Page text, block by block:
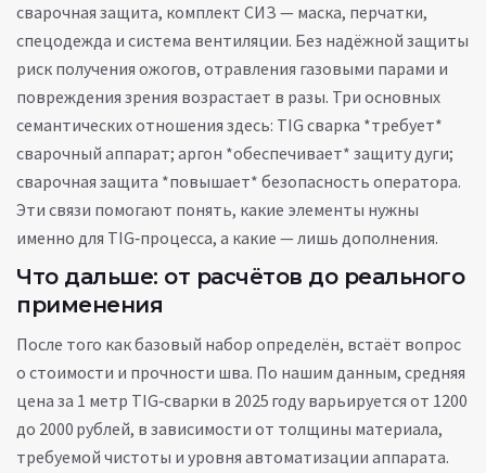
сварочная защита, комплект СИЗ — маска, перчатки,
спецодежда и система вентиляции. Без надёжной защиты
риск получения ожогов, отравления газовыми парами и
повреждения зрения возрастает в разы. Три основных
семантических отношения здесь: TIG сварка *требует*
сварочный аппарат; аргон *обеспечивает* защиту дуги;
сварочная защита *повышает* безопасность оператора.
Эти связи помогают понять, какие элементы нужны
именно для TIG‑процесса, а какие — лишь дополнения.
Что дальше: от расчётов до реального
применения
После того как базовый набор определён, встаёт вопрос
о стоимости и прочности шва. По нашим данным, средняя
цена за 1 метр TIG‑сварки в 2025 году варьируется от 1200
до 2000 рублей, в зависимости от толщины материала,
требуемой чистоты и уровня автоматизации аппарата.